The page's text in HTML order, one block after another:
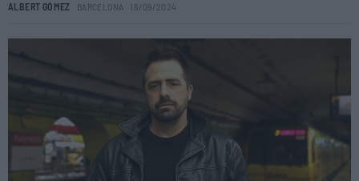
ALBERT GÓMEZ BARCELONA 16/09/2024